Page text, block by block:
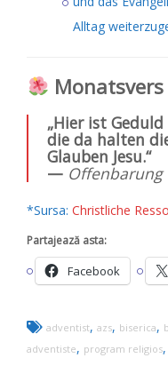
Alltag
Monatsvers
„Hier ist
die da halten
Glauben Jesu.“
— Offenbarung
*Sursa: Christliche
Partajează asta:
Facebook
adventist, azs, biserica,
adventiste, program religios,